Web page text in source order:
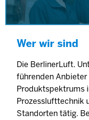
Wer wir sind
Die BerlinerLuft.
führenden
Produktspektrums
Prozesslufttechnik
Standorten tätig.